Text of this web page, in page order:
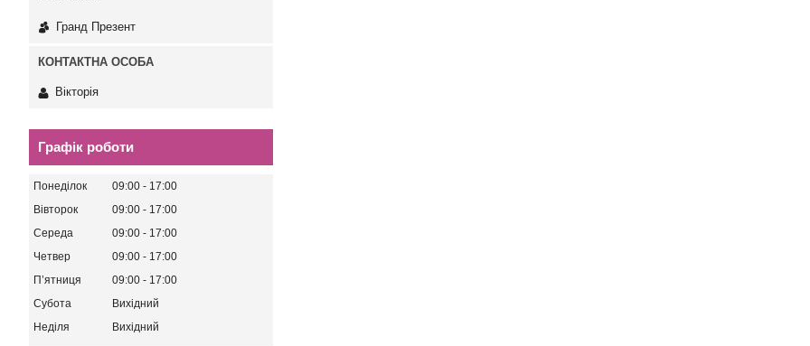
Гранд Презент
Вікторія
Графік роботи
Понеділок 09:00
17:00
Вівторок
09:00
17:00
Середа
09:00
17:00
Четвер
09:00
17:00
Пʼятниця
09:00
17:00
Субота
Вихідний
Неділя
Вихідний